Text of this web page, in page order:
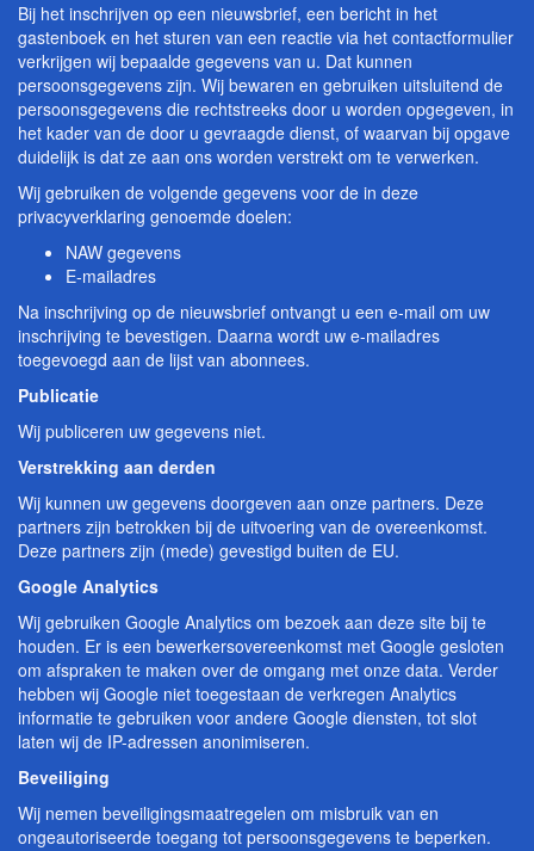
Bij het inschrijven op een nieuwsbrief, een bericht in het
gastenboek en het sturen van een reactie via het contactformulier
verkrijgen wij bepaalde gegevens van u. Dat kunnen
persoonsgegevens zijn. Wij bewaren en gebruiken uitsluitend de
persoonsgegevens die rechtstreeks door u worden opgegeven, in
het kader van de door u gevraagde dienst, of waarvan bij opgave
duidelijk is dat ze aan ons worden verstrekt om te verwerken.
Wij gebruiken de volgende gegevens voor de in deze
privacyverklaring genoemde doelen:
NAW gegevens
E-mailadres
Na inschrijving op de nieuwsbrief ontvangt u een e-mail om uw
inschrijving te bevestigen. Daarna wordt uw e-mailadres
toegevoegd aan de lijst van abonnees.
Publicatie
Wij publiceren uw gegevens niet.
Verstrekking aan derden
Wij kunnen uw gegevens doorgeven aan onze partners. Deze
partners zijn betrokken bij de uitvoering van de overeenkomst.
Deze partners zijn (mede) gevestigd buiten de EU.
Google Analytics
Wij gebruiken Google Analytics om bezoek aan deze site bij te
houden. Er is een bewerkersovereenkomst met Google gesloten
om afspraken te maken over de omgang met onze data. Verder
hebben wij Google niet toegestaan de verkregen Analytics
informatie te gebruiken voor andere Google diensten, tot slot
laten wij de IP-adressen anonimiseren.
Beveiliging
Wij nemen beveiligingsmaatregelen om misbruik van en
ongeautoriseerde toegang tot persoonsgegevens te beperken.